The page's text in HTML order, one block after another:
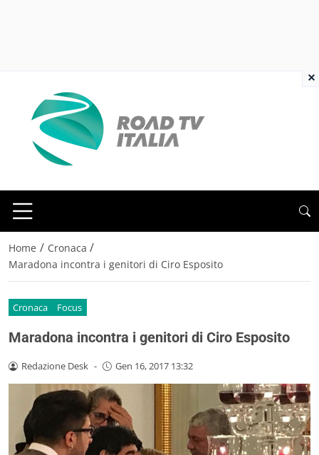
Home / Cronaca /
Maradona incontra i genitori di Ciro Esposito
Cronaca Focus
Maradona incontra i genitori di Ciro Esposito
Redazione Desk - Gen 16, 2017 13:32
×